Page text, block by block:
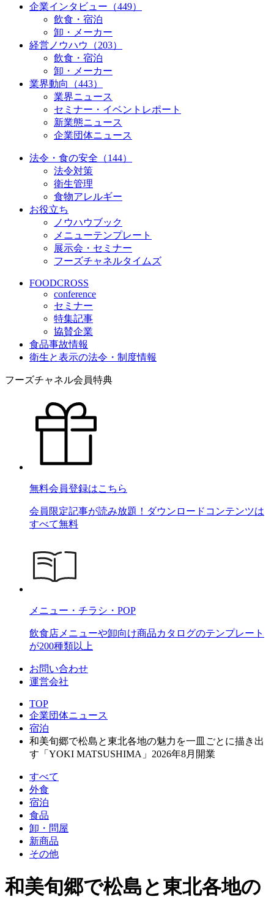
企業インタビュー（449）
飲食・宿泊
卸・メーカー
経営ノウハウ（203）
飲食・宿泊
卸・メーカー
業界動向（443）
業界ニュース
セミナー・イベントレポート
新業態ニュース
企業団体ニュース
法令・食の安全（144）
法令対策
衛生管理
食物アレルギー
お役立ち
ノウハウブック
メニューテンプレート
展示会・セミナー
フーズチャネルタイムズ
FOODCROSS
conference
セミナー
特集記事
協賛企業
食品事故情報
衛生と表示の法令・制度情報
フーズチャネル会員特典
無料会員登録はこちら
会員限定記事が読み放題！ダウンロードコンテンツは
すべて無料
メニュー・チラシ・POP
飲食店メニューや卸向け商品カタログのテンプレート
が200種類以上
お問い合わせ
運営会社
TOP
企業団体ニュース
宿泊
和美旬郷で松島と東北各地の魅力を一皿ごとに描き出
す「YOKI MATSUSHIMA」2026年8月開業
すべて
外食
宿泊
食品
卸・問屋
新商品
その他
和美旬郷で松島と東北各地の